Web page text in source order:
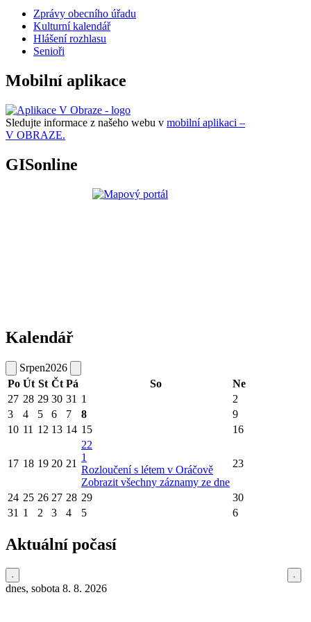
Zprávy obecního úřadu
Kulturní kalendář
Hlášení rozhlasu
Senioři
Mobilní aplikace
Sledujte informace z našeho webu v mobilní aplikaci –
V OBRAZE.
GISonline
Kalendář
Srpen2026
Po Út St Čt Pá So
Ne
27 28 29 30 31 1
2
3
4 5 6 7 8
9
10 11 12 13 14 15 16
17 18 19 20 21
22
1
Rozloučení s létem v Oráčově
Zobrazit všechny záznamy ze dne
23
24 25 26 27 28 29
30
31 1 2 3 4 5 6
Aktuální počasí
dnes, sobota 8. 8. 2026